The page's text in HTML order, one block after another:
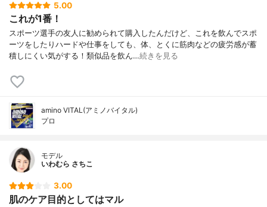
5.00
これが1番！
スポーツ選手の友人に勧められて購入したんだけど、これを飲んでスポ
ーツをしたりハードや仕事をしても、体、とくに筋肉などの疲労感が蓄
積しにくい気がする！類似品を飲ん…続きを見る
amino VITAL(アミノバイタル)
プロ
モデル
いわむら さちこ
3.00
肌のケア目的としてはマル